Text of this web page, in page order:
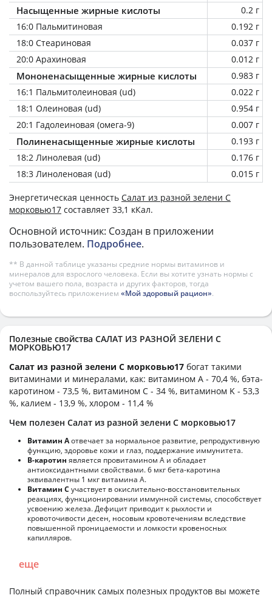
Насыщенные жирные кислоты
0.2 г
16:0 Пальмитиновая
0.192 г
18:0 Стеариновая
0.037 г
20:0 Арахиновая
0.012 г
Мононенасыщенные жирные кислоты
0.983 г
16:1 Пальмитолеиновая (ud)
0.022 г
18:1 Олеиновая (ud)
0.954 г
20:1 Гадолеиновая (омега-9)
0.007 г
Полиненасыщенные жирные кислоты
0.193 г
18:2 Линолевая (ud)
0.176 г
18:3 Линоленовая (ud)
0.015 г
Энергетическая ценность Салат из разной зелени С
морковью17 составляет 33,1 кКал.
Основной источник: Создан в приложении
пользователем. Подробнее.
** В данной таблице указаны средние нормы витаминов и
минералов для взрослого человека. Если вы хотите узнать нормы с
учетом вашего пола, возраста и других факторов, тогда
воспользуйтесь приложением «Мой здоровый рацион».
Полезные свойства САЛАТ ИЗ РАЗНОЙ ЗЕЛЕНИ С
МОРКОВЬЮ17
Салат из разной зелени С морковью17 богат такими
витаминами и минералами, как: витамином А - 70,4 %, бэта-
каротином - 73,5 %, витамином C - 34 %, витамином K - 53,3
%, калием - 13,9 %, хлором - 11,4 %
Чем полезен Салат из разной зелени С морковью17
Витамин Аотвечает за нормальное развитие, репродуктивную
функцию, здоровье кожи и глаз, поддержание иммунитета.
В-каротин является провитамином А и обладает
антиоксидантными свойствами. 6 мкг бета-каротина
эквивалентны 1 мкг витамина А.
Витамин С участвует в окислительно-восстановительных
реакциях, функционировании иммунной системы, способствует
усвоению железа. Дефицит приводит к рыхлости и
кровоточивости десен, носовым кровотечениям вследствие
повышенной проницаемости и ломкости кровеносных
капилляров.
еще
Полный справочник самых полезных продуктов вы можете